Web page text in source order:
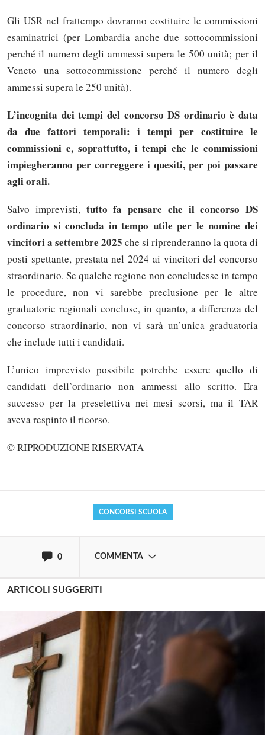
Gli USR nel frattempo dovranno costituire le commissioni
esaminatrici (per Lombardia anche due sottocommissioni
perché il numero degli ammessi supera le 500 unità; per il
Veneto una sottocommissione perché il numero degli
ammessi supera le 250 unità).
L’incognita dei tempi del concorso DS ordinario è data
da due fattori temporali: i tempi per costituire le
commissioni e, soprattutto, i tempi che le commissioni
impiegheranno per correggere i quesiti, per poi passare
agli orali.
Salvo imprevisti,tutto fa pensare che il concorso DS
ordinario si concluda in tempo utile per le nomine dei
vincitori a settembre 2025 che si riprenderanno la quota di
posti spettante, prestata nel 2024 ai vincitori del concorso
straordinario. Se qualche regione non concludesse in tempo
le procedure, non vi sarebbe preclusione per le altre
graduatorie regionali concluse, in quanto, a differenza del
concorso straordinario, non vi sarà un’unica graduatoria
che include tutti i candidati.
L’unico imprevisto possibile potrebbe essere quello di
candidati dell’ordinario non ammessi allo scritto. Era
successo per la preselettiva nei mesi scorsi, ma il TAR
aveva respinto il ricorso.
© RIPRODUZIONE RISERVATA
CONCORSI SCUOLA
0 COMMENTA
Solo gli utenti registrati possono
ARTICOLI SUGGERITI